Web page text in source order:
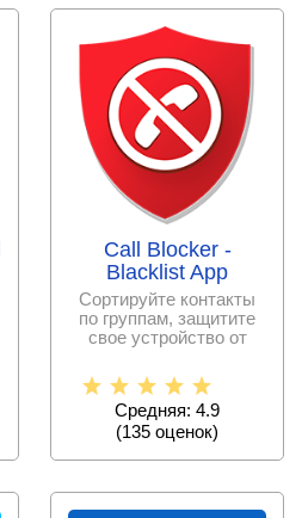
Call Blocker -
Blacklist App
Сортируйте контакты
по группам, защитите
свое устройство от
звонков
Средняя: 4.9
(135 оценок)